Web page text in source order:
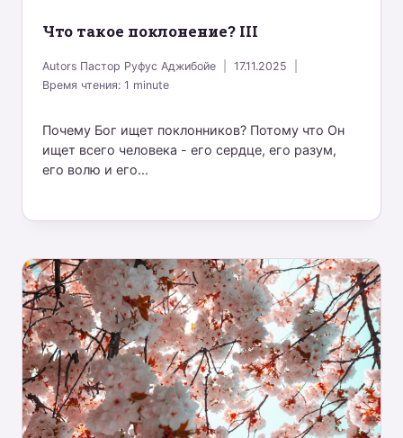
Что такое поклонение? III
Autors Пастор Руфус Аджибойе
17.11.2025
Время чтения:1 minute
Почему Бог ищет поклонников? Потому что Он
ищет всего человека - его сердце, его разум,
его волю и его...